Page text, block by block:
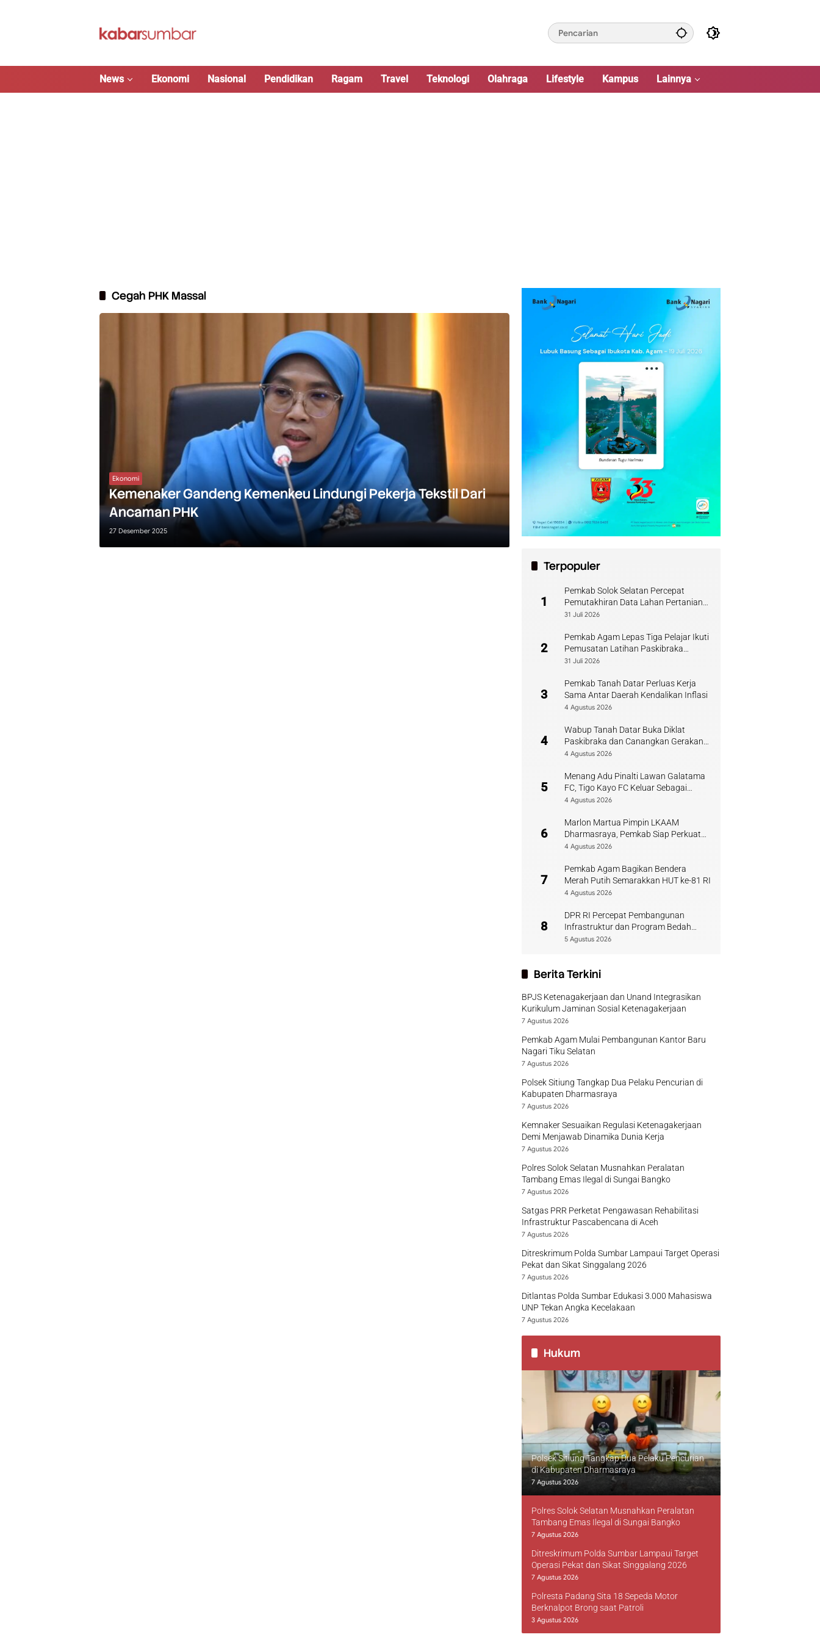
News Ekonomi Nasional Pendidikan Ragam Travel Teknologi Olahraga Lifestyle Kampus Lainnya
Cegah PHK Massal
Ekonomi
Kemenaker Gandeng Kemenkeu Lindungi Pekerja Tekstil Dari
Ancaman PHK
27 Desember 2025
Terpopuler
1
Pemkab Solok Selatan Percepat
Pemutakhiran Data Lahan Pertanian
Pangan Berkelanjutan
31 Juli 2026
2
Pemkab Agam Lepas Tiga Pelajar Ikuti
Pemusatan Latihan Paskibraka
Sumbar
31 Juli 2026
3
Pemkab Tanah Datar Perluas Kerja
Sama Antar Daerah Kendalikan Inflasi
4 Agustus 2026
4
Wabup Tanah Datar Buka Diklat
Paskibraka dan Canangkan Gerakan
Bendera
4 Agustus 2026
5
Menang Adu Pinalti Lawan Galatama
FC, Tigo Kayo FC Keluar Sebagai
Juara Piala Walikota Payakumbuh
4 Agustus 2026
6
Marlon Martua Pimpin LKAAM
Dharmasraya, Pemkab Siap Perkuat
Sinergi Adat
4 Agustus 2026
7
Pemkab Agam Bagikan Bendera
Merah Putih Semarakkan HUT ke-81 RI
4 Agustus 2026
8
DPR RI Percepat Pembangunan
Infrastruktur dan Program Bedah
Rumah di Solok
5 Agustus 2026
Berita Terkini
BPJS Ketenagakerjaan dan Unand Integrasikan
Kurikulum Jaminan Sosial Ketenagakerjaan
7 Agustus 2026
Pemkab Agam Mulai Pembangunan Kantor Baru
Nagari Tiku Selatan
7 Agustus 2026
Polsek Sitiung Tangkap Dua Pelaku Pencurian di
Kabupaten Dharmasraya
7 Agustus 2026
Kemnaker Sesuaikan Regulasi Ketenagakerjaan
Demi Menjawab Dinamika Dunia Kerja
7 Agustus 2026
Polres Solok Selatan Musnahkan Peralatan
Tambang Emas Ilegal di Sungai Bangko
7 Agustus 2026
Satgas PRR Perketat Pengawasan Rehabilitasi
Infrastruktur Pascabencana di Aceh
7 Agustus 2026
Ditreskrimum Polda Sumbar Lampaui Target Operasi
Pekat dan Sikat Singgalang 2026
7 Agustus 2026
Ditlantas Polda Sumbar Edukasi 3.000 Mahasiswa
UNP Tekan Angka Kecelakaan
7 Agustus 2026
Hukum
Polsek Sitiung Tangkap Dua Pelaku Pencurian
di Kabupaten Dharmasraya
7 Agustus 2026
Polres Solok Selatan Musnahkan Peralatan
Tambang Emas Ilegal di Sungai Bangko
7 Agustus 2026
Ditreskrimum Polda Sumbar Lampaui Target
Operasi Pekat dan Sikat Singgalang 2026
7 Agustus 2026
Polresta Padang Sita 18 Sepeda Motor
Berknalpot Brong saat Patroli
3 Agustus 2026